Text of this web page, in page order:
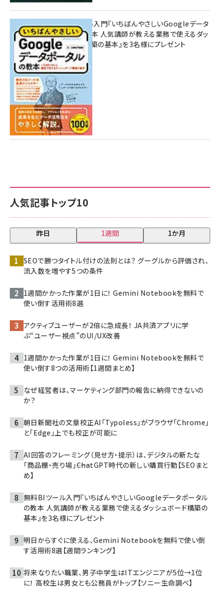
人気記事トップ10
昨日 1週間 1か月
SEOで勝つタイトル付けの法則とは？ グーグルから評価され、
流入数を増やす5つの条件
1週間かかった作業が1日に！ Gemini Notebookを無料で
使い倒す活用術8選
アクティブユーザーが2倍に急成長！ JA共済アプリに学
ぶ“ユーザー視点”のUI/UX改善
1週間かかった作業が1日に！ Gemini Notebookを無料で
使い倒す8つの活用術【1週間まとめ】
なぜ経営者は、マーケティング部門の報告に納得できないの
か？
朝日新聞社の文章校正AI「Typoless」がブラウザ「Chrome」
と「Edge」上でも校正が可能に
AI回答のフレーミング（見せ方・提示）は、デジタルの新たな
「商品棚・売り場」――ChatGPT時代の新しい購買行動【SEOまと
め】
無料BIツール入門『いちばんやさしいGoogleデータポータル
の教本 人気講師が教える業務で使えるダッシュボード構築の
基本』を3名様にプレゼント
明日からすぐに使える、Gemini Notebookを無料で使い倒
す活用術8選【週間ランキング】
将来なりたい職業、男子中学生はITエンジニアが5位→1位
に！ 高校生は男女とも公務員がトップ【ソニー生命調べ】
無料BIツール入門『いちばんやさしいGoogleデータ
ポータルの教本 人気講師が教える業務で使えるダッ
シュボード構築の基本』を3名様にプレゼント
7月31日 10:00